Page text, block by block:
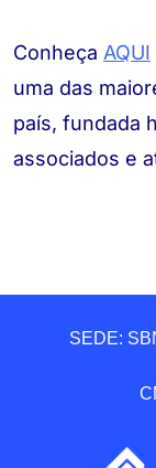
Conheça AQUI
uma das
país, fundada
associados e
SEDE: